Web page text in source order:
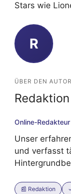
Stars wie
R
ÜBER DEN AUTOR
Redaktion
Online-Redakteur
Unser
und verfasst
📰 Redaktion